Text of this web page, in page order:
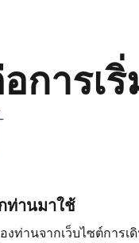
การเ
ท่านมาใช้
ท่านจากเว็บไซต์การเ